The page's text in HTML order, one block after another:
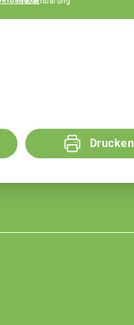
Drucken